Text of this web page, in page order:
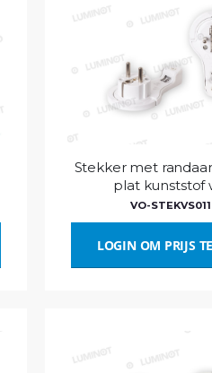
Stekker met
plat kunststof
VO-STEKVS011
LOGIN OM PRIJS